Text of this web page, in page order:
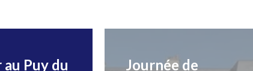
au Puy du
Journée de